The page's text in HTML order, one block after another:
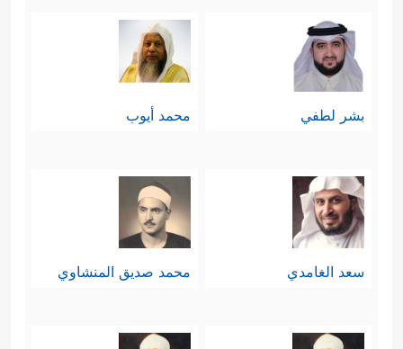
بشر لطفي محمد أيوب
سعد الغامدي محمد صديق المنشاوي